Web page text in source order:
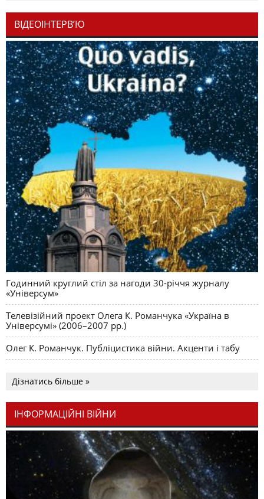
ВІДЕОІНТЕРВ’Ю
Годинний круглий стіл за нагоди 30-річчя журналу
«Універсум»
Телевізійний проект Олега К. Романчука «Україна в
Універсумі» (2006–2007 рр.)
Олег К. Романчук. Публіцистика війни. Акценти і табу
Дізнатись більше »
ІНФОРМАЦІЙНІ ВІЙНИ